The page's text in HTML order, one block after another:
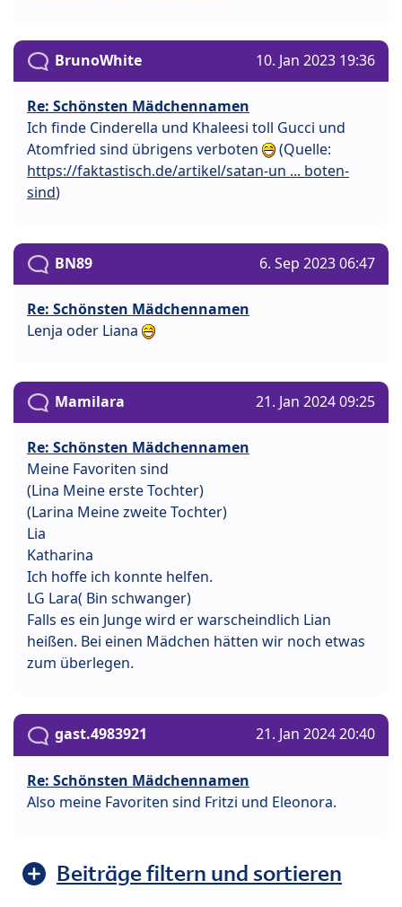
BrunoWhite 10. Jan 2023 19:36
Re: Schönsten Mädchennamen
Ich finde Cinderella und Khaleesi toll Gucci und
Atomfried sind übrigens verboten
(Quelle:
https://faktastisch.de/artikel/satan-un ... boten-
sind)
BN89 6. Sep 2023 06:47
Re: Schönsten Mädchennamen
Lenja oder Liana
Mamilara 21. Jan 2024 09:25
Re: Schönsten Mädchennamen
Meine Favoriten sind
(Lina Meine erste Tochter)
(Larina Meine zweite Tochter)
Lia
Katharina
Ich hoffe ich konnte helfen.
LG Lara( Bin schwanger)
Falls es ein Junge wird er warscheindlich Lian
heißen. Bei einen Mädchen hätten wir noch etwas
zum überlegen.
gast.4983921 21. Jan 2024 20:40
Re: Schönsten Mädchennamen
Also meine Favoriten sind Fritzi und Eleonora.
Beiträge filtern und sortieren